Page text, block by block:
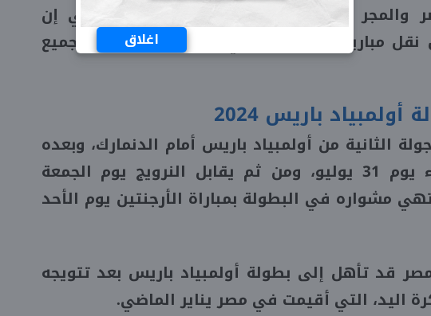
اغلاق
والمجر بكرة اليد من خلال شبكة قنوات بي إن
مباريات البطولة التي تتوجه إليها أنظار جميع
باريس 2024
الثانية من أولمبياد باريس أمام الدنمارك، وبعده
يواجه فرنسا يوم الأربعاء يوم 31 يوليو، ومن ثم يقابل النرويج يوم الجمعة
وينتهي مشواره في البطولة بمباراة الأرجنتين يوم الأحد
مصر قد تأهل إلى بطولة أولمبياد باريس بعد تتويجه
اليد، التي أقيمت في مصر يناير الماضي.